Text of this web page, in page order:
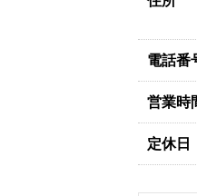
電話番
営業時
定休日